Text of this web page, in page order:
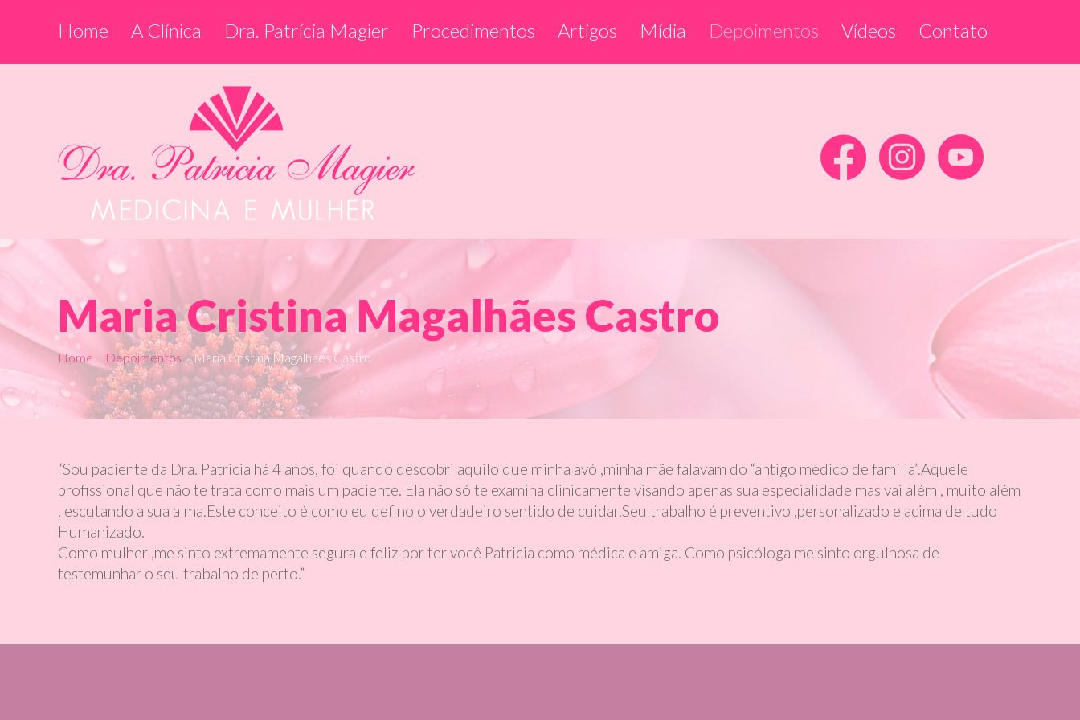
Home A Clínica Dra. Patrícia Magier Procedimentos Artigos Mídia Depoimentos Vídeos Contato
Maria Cristina Magalhães Castro
Home Depoimentos Maria Cristina Magalhães Castro
“Sou paciente da Dra. Patricia há 4 anos, foi quando descobri aquilo que minha avó ,minha mãe falavam do “antigo médico de família”.Aquele
profissional que não te trata como mais um paciente. Ela não só te examina clinicamente visando apenas sua especialidade mas vai além , muito além
, escutando a sua alma.Este conceito é como eu defino o verdadeiro sentido de cuidar.Seu trabalho é preventivo ,personalizado e acima de tudo
Humanizado.
Como mulher ,me sinto extremamente segura e feliz por ter você Patricia como médica e amiga. Como psicóloga me sinto orgulhosa de
testemunhar o seu trabalho de perto.”